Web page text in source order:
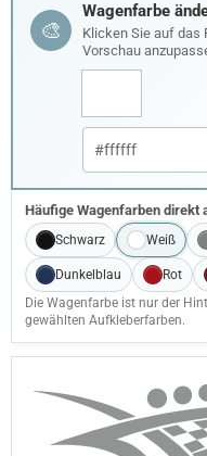
🎨
Wagenfarbe
Klicken Sie auf das
Vorschau
Häufige Wagenfarben direkt
Schwarz Weiß
Dunkelblau Rot
Die Wagenfarbe ist nur der
gewählten Aufkleberfarben.